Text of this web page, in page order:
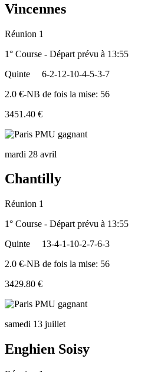
Vincennes
Réunion 1
1° Course - Départ prévu à 13:55
Quinte
6-2-12-10-4-5-3-7
2.0 €-NB de fois la mise: 56
3451.40 €
mardi 28 avril
Chantilly
Réunion 1
1° Course - Départ prévu à 13:55
Quinte
13-4-1-10-2-7-6-3
2.0 €-NB de fois la mise: 56
3429.80 €
samedi 13 juillet
Enghien Soisy